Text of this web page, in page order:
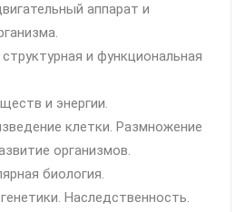
аппарат и
и функциональная
и энергии.
клетки. Размножение
организмов.
биология.
Наследственность.